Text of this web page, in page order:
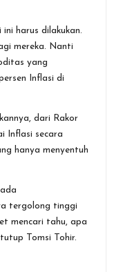
ini harus dilakukan.
mereka. Nanti
yang
Inflasi di
dari Rakor
Inflasi secara
hanya menyentuh
tergolong tinggi
mencari tahu, apa
Tomsi Tohir.